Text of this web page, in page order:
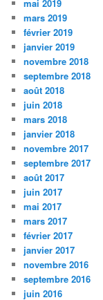
mai 2019
mars 2019
février 2019
janvier 2019
novembre 2018
septembre 2018
août 2018
juin 2018
mars 2018
janvier 2018
novembre 2017
septembre 2017
août 2017
juin 2017
mai 2017
mars 2017
février 2017
janvier 2017
novembre 2016
septembre 2016
juin 2016